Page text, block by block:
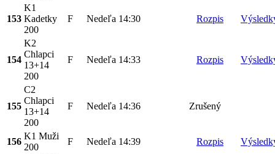
153
K1
Kadetky
200
F Nedeľa 14:30 Rozpis
154
K2
Chlapci
13+14
200
F Nedeľa 14:33 Rozpis
155
C2
Chlapci
13+14
200
F Nedeľa 14:36 Zrušený
156
K1 Muži
200
F Nedeľa 14:39 Rozpis